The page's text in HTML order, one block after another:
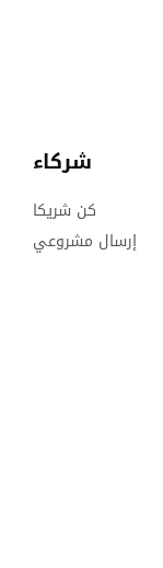
شركاء
كن شريكا
إرسال مشروعي